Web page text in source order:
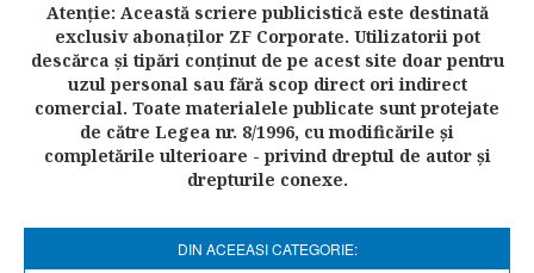
Atenţie: Această scriere publicistică este destinată
exclusiv abonaţilor ZF Corporate. Utilizatorii pot
descărca şi tipări conţinut de pe acest site doar pentru
uzul personal sau fără scop direct ori indirect
comercial. Toate materialele publicate sunt protejate
de către Legea nr. 8/1996, cu modificările şi
completările ulterioare - privind dreptul de autor şi
drepturile conexe.
DIN ACEEASI CATEGORIE: